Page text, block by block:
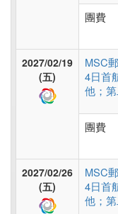
團費
2027/02/19
(五)
MSC
4日首
他；
團費
2027/02/26
(五)
MSC
4日首
他；